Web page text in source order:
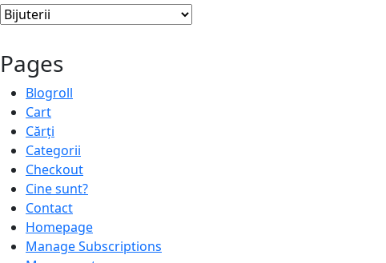
Categorii
Pages
Blogroll
Cart
Cărți
Categorii
Checkout
Cine sunt?
Contact
Homepage
Manage Subscriptions